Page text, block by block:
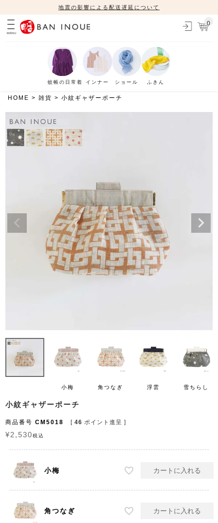
地震の影響による配送遅延について
MENU
0
蚊帳の日常着 インナー ショール ふきん
HOME 雑貨 小紋ギャザーポーチ
小梅 角つなぎ 浮雲 雪ちらし
小紋ギャザーポーチ
商品番号 CM5018 [ 46 ポイント進呈 ]
¥2,530税込
小梅 カートに入れる
角つなぎ カートに入れる